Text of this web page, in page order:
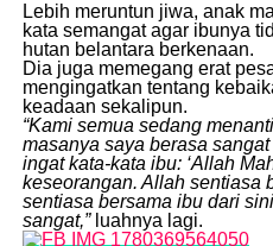
​Lebih meruntun jiwa, anak
kata semangat agar ibunya
hutan belantara berkenaan.
​Dia juga memegang erat
mengingatkan tentang
keadaan sekalipun.
“Kami semua sedang
masanya saya berasa
ingat kata-kata ibu: ‘Allah
keseorangan. Allah sentiasa
sentiasa bersama ibu dari
sangat,”luahnya lagi.